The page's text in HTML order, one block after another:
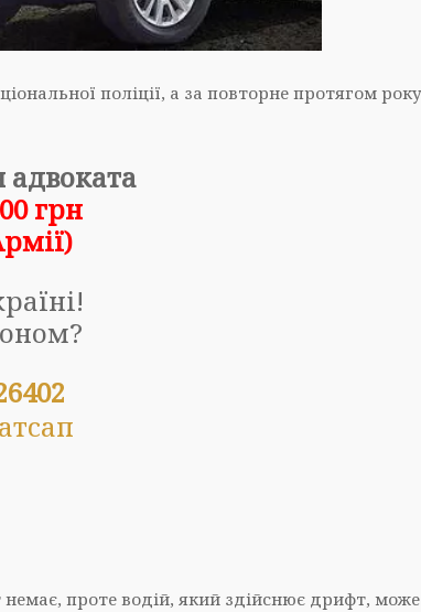
поліції, а за повторне протягом
адвоката
грн
ії)
проте водій, який здійснює дрифт,